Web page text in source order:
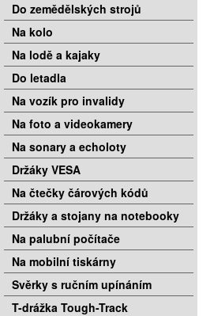
Do zemědělských strojů
Na kolo
Na lodě a kajaky
Do letadla
Na vozík pro invalidy
Na foto a videokamery
Na sonary a echoloty
Držáky VESA
Na čtečky čárových kódů
Držáky a stojany na notebooky
Na palubní počítače
Na mobilní tiskárny
Svěrky s ručním upínáním
T-drážka Tough-Track